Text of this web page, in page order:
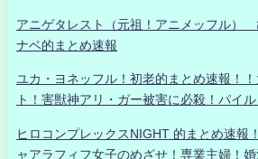
アニゲタレスト（元祖！アニメッフル）
ナベ的まとめ速報
ユカ・ヨネッフル！初老的まとめ速報！
ト！害獣神アリ・ガー被害に必殺！パイ
ヒロコンプレックスNIGHT 的まとめ速報
ャアラフィフ女子のめざせ！専業主婦！